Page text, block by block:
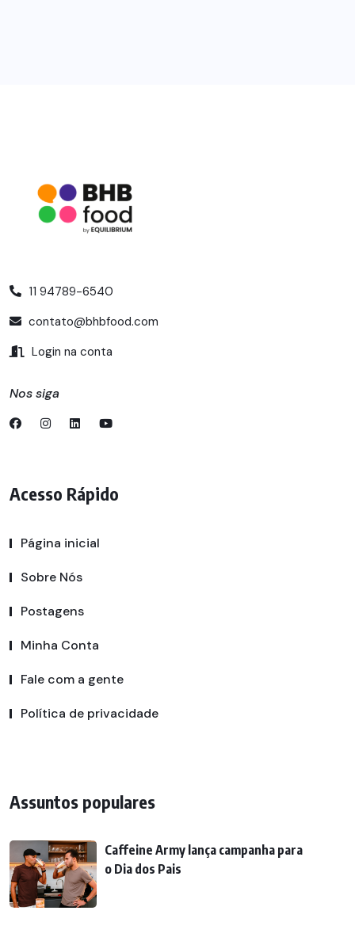
11 94789-6540
contato@bhbfood.com
Login na conta
Nos siga
Acesso Rápido
Página inicial
Sobre Nós
Postagens
Minha Conta
Fale com a gente
Política de privacidade
Assuntos populares
Caffeine Army lança campanha para
o Dia dos Pais